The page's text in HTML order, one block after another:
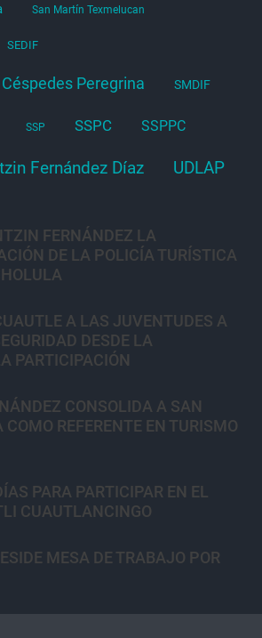
San Martín Texmelucan
SEDIF
Peregrina SMDIF
SSP SSPC SSPPC
Fernández Díaz UDLAP
FERNÁNDEZ LA
DE LA POLICÍA TURÍSTICA
A LAS JUVENTUDES A
DESDE LA
PARTICIPACIÓN
CONSOLIDA A SAN
COMO REFERENTE EN TURISMO
PARA PARTICIPAR EN EL
CUAUTLANCINGO
MESA DE TRABAJO POR